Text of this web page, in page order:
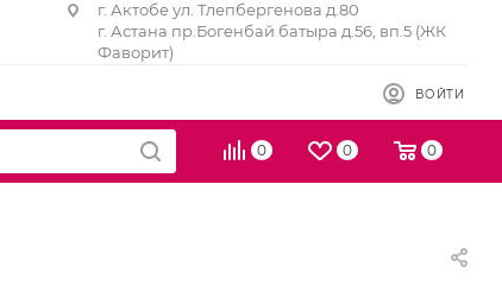
г. Актобе ул. Тлепбергенова д.80
г. Астана пр.Богенбай батыра д.56, вп.5 (ЖК
Фаворит)
ВОЙТИ
0 0 0